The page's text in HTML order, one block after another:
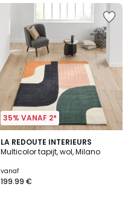
35% VANAF 2*
LA REDOUTE INTERIEURS
Multicolor tapijt, wol, Milano
vanaf
199.99 €
3.1
/